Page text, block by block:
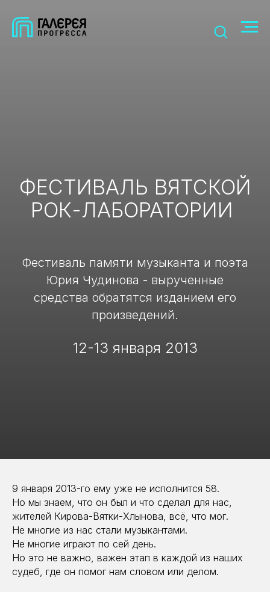
ФЕСТИВАЛЬ ВЯТСКОЙ
РОК-ЛАБОРАТОРИИ
Фестиваль памяти музыканта и поэта
Юрия Чудинова - вырученные
средства обратятся изданием его
произведений.
12-13 января 2013
9 января 2013-го ему уже не исполнится 58.
Но мы знаем, что он был и что сделал для нас,
жителей Кирова-Вятки-Хлынова, всё, что мог.
Не многие из нас стали музыкантами.
Не многие играют по сей день.
Но это не важно, важен этап в каждой из наших
судеб, где он помог нам словом или делом.